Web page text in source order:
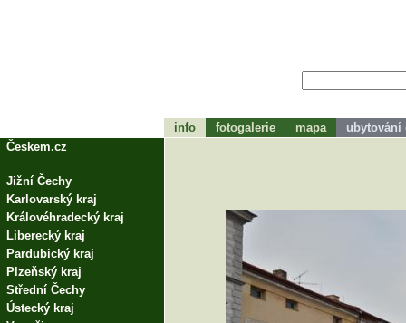
info fotogalerie mapa
ubytování
Českem.cz
Jižní Čechy
Karlovarský kraj
Královéhradecký kraj
Liberecký kraj
Pardubický kraj
Plzeňský kraj
Střední Čechy
Ústecký kraj
tohle bude zápátí